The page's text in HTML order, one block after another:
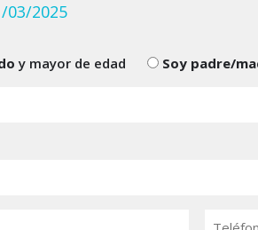
03/2025
y mayor de edad Soy padre/